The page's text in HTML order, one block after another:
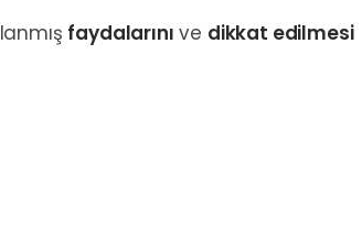
faydalarını ve dikkat edilmesi